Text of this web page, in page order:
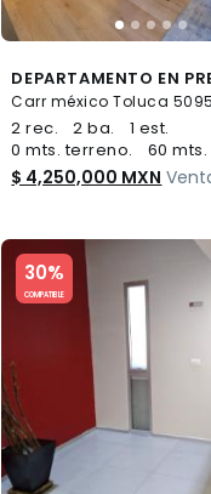
2 rec. 2 ba.
1 est.
0 mts. terreno.
60
$ 4,250,000 MXN
30%
COMPATIBLE
Slide 1 of 5